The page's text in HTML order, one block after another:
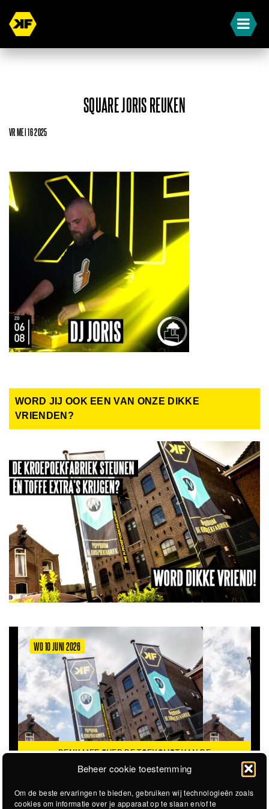
Beheer cookie toestemming
Om de beste ervaringen te bieden, gebruiken wij technologieën zoals
cookies om informatie over je apparaat op te slaan en/of te
SQUARE JORIS REUKEN
VR MEI 16 2025
WORD JIJ OOK EEN VAN ONZE DIKKE
VRIENDEN?
WO 10 JUNI 2026
DENK MEE OVER DE TOEKOMST VAN DE
KROEPOEKFABRIEK